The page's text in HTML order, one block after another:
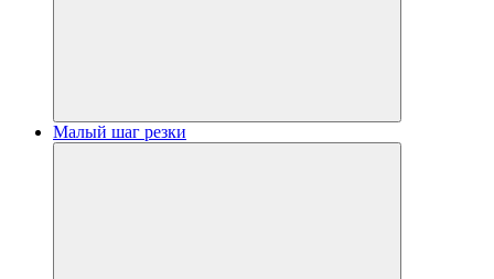
Малый шаг резки